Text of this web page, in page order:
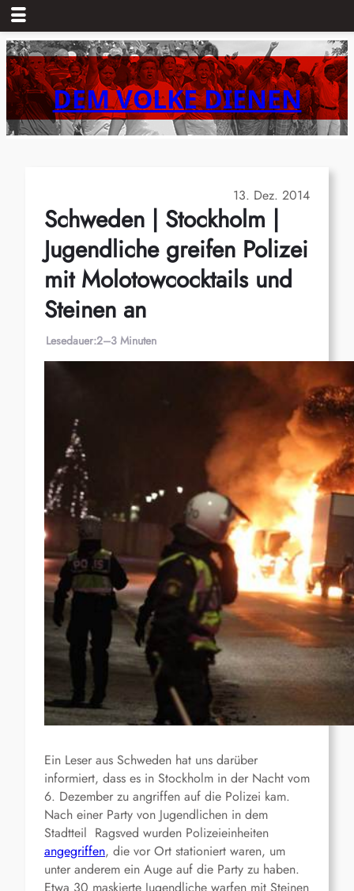
Zum
Inhalt
springenDEM VOLKE DIENEN
13. Dez. 2014
Schweden | Stockholm |
Jugendliche greifen Polizei
mit Molotowcocktails und
Steinen an
Lesedauer:2–3 Minuten
Ein Leser aus Schweden hat uns darüber
informiert, dass es in Stockholm in der Nacht vom
6. Dezember zu angriffen auf die Polizei kam.
Nach einer Party von Jugendlichen in dem
Stadtteil Ragsved wurden Polizeieinheiten
angegriffen, die vor Ort stationiert waren, um
unter anderem ein Auge auf die Party zu haben.